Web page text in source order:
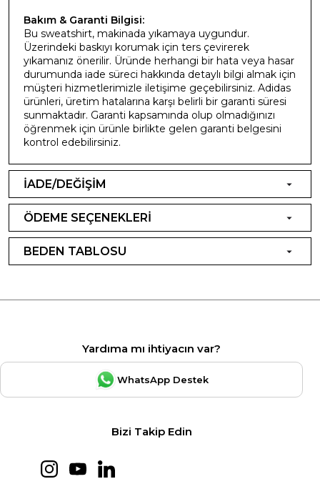
Bakım & Garanti Bilgisi:
Bu sweatshirt, makinada yıkamaya uygundur.
Üzerindeki baskıyı korumak için ters çevirerek
yıkamanız önerilir. Üründe herhangi bir hata veya hasar
durumunda iade süreci hakkında detaylı bilgi almak için
müşteri hizmetlerimizle iletişime geçebilirsiniz. Adidas
ürünleri, üretim hatalarına karşı belirli bir garanti süresi
sunmaktadır. Garanti kapsamında olup olmadığınızı
öğrenmek için ürünle birlikte gelen garanti belgesini
kontrol edebilirsiniz.
İADE/DEĞİŞİM
ÖDEME SEÇENEKLERİ
BEDEN TABLOSU
Yardıma mı ihtiyacın var?
WhatsApp Destek
Bizi Takip Edin